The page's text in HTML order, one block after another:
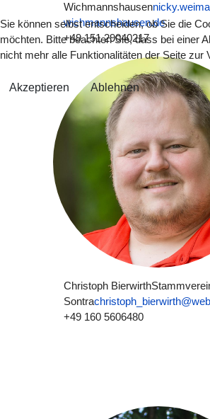
Wichmannshausen
wichmannshausen.de
+49 151 29040217
Christoph Bierwirth
Sontra
+49 160 5606480
Sie können selbst entscheiden, ob Sie die
möchten. Bitte beachten Sie, dass bei einer
nicht mehr alle Funktionalitäten der Seite zur
Akzeptieren Ablehnen